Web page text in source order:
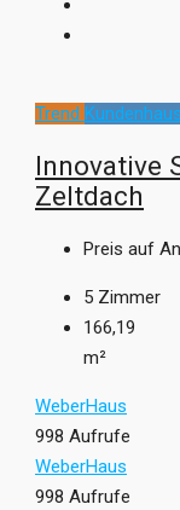
Trend Kundenhaus
Innovative
Zeltdach
Preis auf
5 Zimmer
166,19
m²
WeberHaus
998 Aufrufe
WeberHaus
998 Aufrufe